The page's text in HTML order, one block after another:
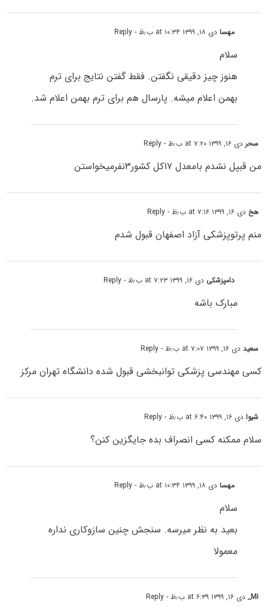
مهسادی ۱۸, ۱۳۹۹ at ۱۰:۳۴ ب٫ظ - Reply
سلام
هنوز چیز دقیقی نگفتن. فقط گفتن نتایج برای ترم
بهمن اعلام میشه. پارسال هم برای ترم بهمن اعلام شد.
سحر دی ۱۶, ۱۳۹۹ at ۷:۲۰ ب٫ظ - Reply
من قبپل نشدم بامعدل ۱۷کل کشور۳نفرمیخواستن
هخ دی ۱۶, ۱۳۹۹ at ۷:۱۶ ب٫ظ - Reply
منم پرتوپزشکی آزاد اصفهان قبول شدم
دامپزشکی دی ۱۶, ۱۳۹۹ at ۷:۲۳ ب٫ظ - Reply
مبارک باشه
سعیددی ۱۶, ۱۳۹۹ at ۷:۰۷ ب٫ظ - Reply
کسی مهندسی پزشکی توانبخشی قبول شده دانشگاه تهران مرکز
شیوادی ۱۶, ۱۳۹۹ at ۶:۴۰ ب٫ظ - Reply
سلام ممکنه کسی انصراف بده جایگزین کنن؟
مهسادی ۱۸, ۱۳۹۹ at ۱۰:۳۴ ب٫ظ - Reply
سلام
بعید به نظر میرسه. سنجش چنین سازوکاری نداره
معمولا
Mi_ دی ۱۶, ۱۳۹۹ at ۶:۳۹ ب٫ظ - Reply